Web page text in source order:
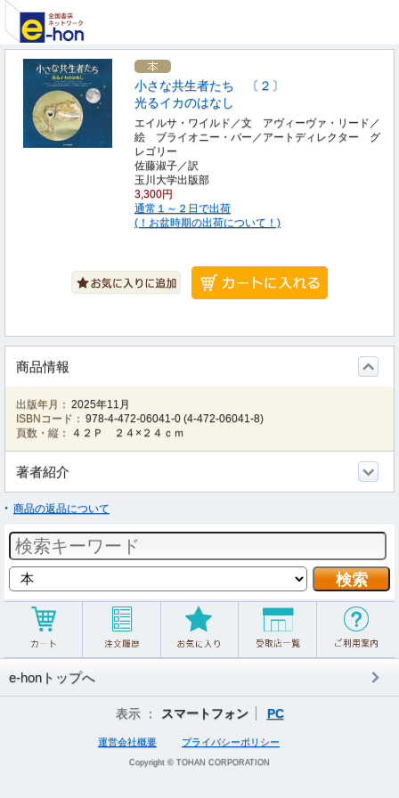
小さな共生者たち 〔２〕
光るイカのはなし
エイルサ・ワイルド／文 アヴィーヴァ・リード／
絵 ブライオニー・バー／アートディレクター グ
レゴリー
佐藤淑子／訳
玉川大学出版部
3,300円
通常１～２日で出荷
(！お盆時期の出荷について！)
商品情報
出版年月： 2025年11月
ISBNコード： 978-4-472-06041-0 (4-472-06041-8)
頁数・縦：
４２Ｐ ２４×２４ｃｍ
著者紹介
商品の返品について
e-honトップへ
表示 ： スマートフォン PC
運営会社概要 プライバシーポリシー
Copyright © TOHAN CORPORATION